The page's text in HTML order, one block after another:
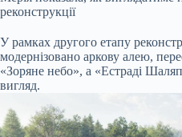
реконструкції
У рамках другого етапу
модернізовано аркову алею,
«Зоряне небо», а «Естраді
вигляд.